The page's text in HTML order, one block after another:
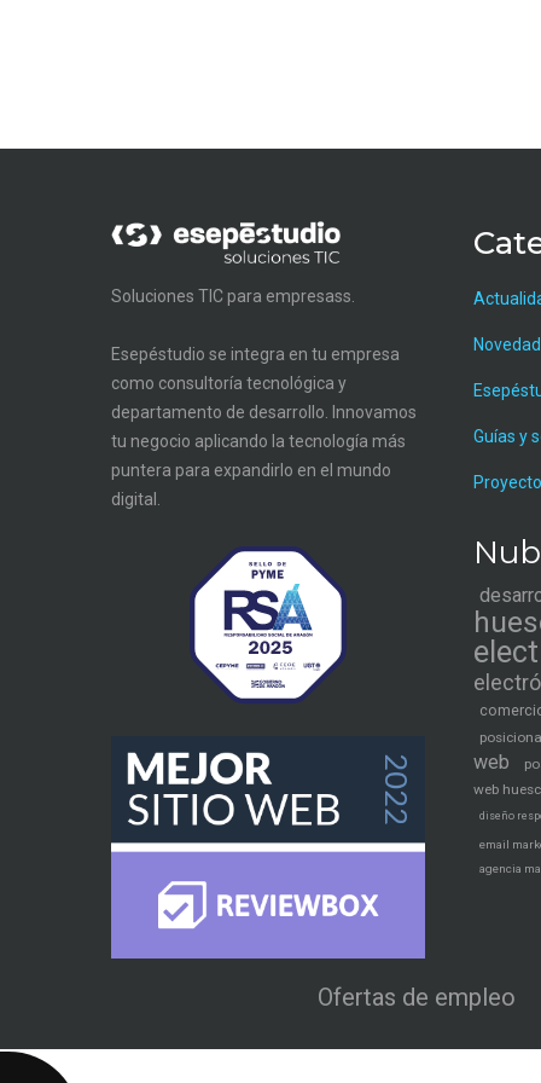
Soluciones TIC para empresass.
Esepéstudio se integra en tu empresa
como consultoría tecnológica y
departamento de desarrollo. Innovamos
tu negocio aplicando la tecnología más
puntera para expandirlo en el mundo
digital.
Guías y
web
web
diseño
email
agencia
Ofertas de empleo